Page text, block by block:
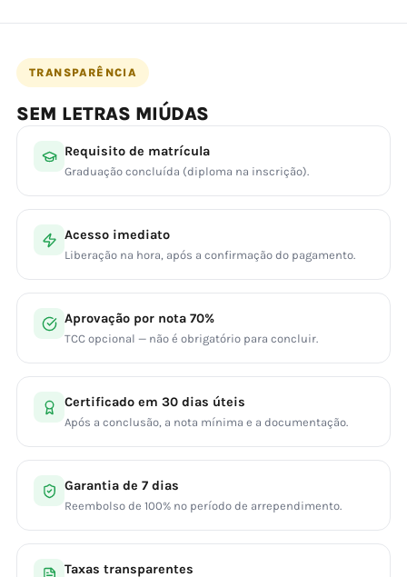
TRANSPARÊNCIA
SEM LETRAS MIÚDAS
Requisito de matrícula
Graduação concluída (diploma na inscrição).
Acesso imediato
Liberação na hora, após a confirmação do pagamento.
Aprovação por nota 70%
TCC opcional — não é obrigatório para concluir.
Certificado em 30 dias úteis
Após a conclusão, a nota mínima e a documentação.
Garantia de 7 dias
Reembolso de 100% no período de arrependimento.
Taxas transparentes